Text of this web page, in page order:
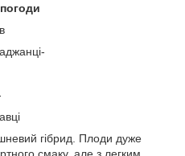
гібрид. Плоди дуже
смаку, але з легким